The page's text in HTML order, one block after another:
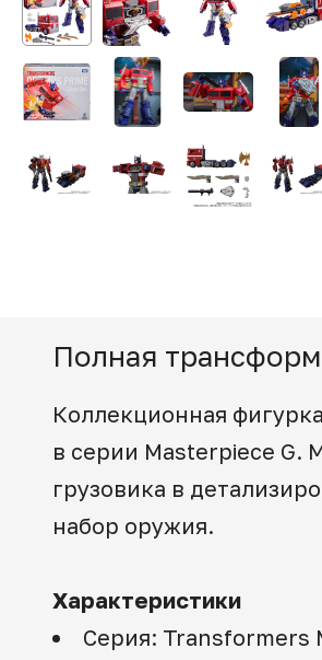
Полная
Коллекционная
в серии Masterpiece G.
грузовика в
набор оружия.
Характеристики
Серия: Transformers